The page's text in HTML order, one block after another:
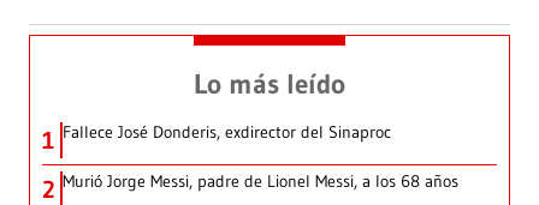
Lo más leído
1 Fallece José Donderis, exdirector del Sinaproc
2 Murió Jorge Messi, padre de Lionel Messi, a los 68 años